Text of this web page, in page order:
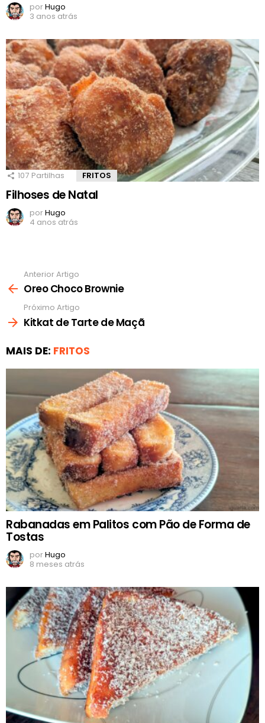
porHugo
3 anos atrás
107 Partilhas FRITOS
Filhoses de Natal
porHugo
4 anos atrás
mais
Anterior Artigo
Oreo Choco Brownie
Próximo Artigo
Kitkat de Tarte de Maçã
MAIS DE: FRITOS
Rabanadas em Palitos com Pão de Forma de
Tostas
porHugo
8 meses atrás